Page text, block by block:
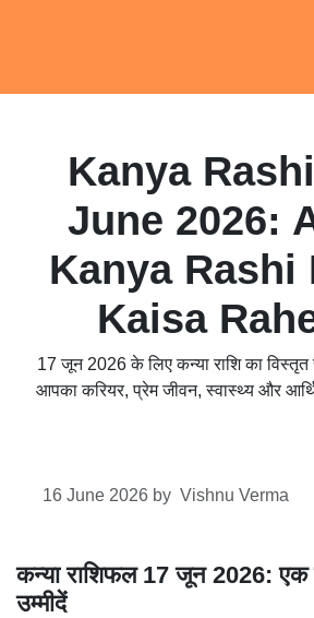
Kanya
June 2026:
Kanya Rashi
Kaisa
17 जून 2026 के लिए कन्या राशि का
आपका करियर, प्रेम जीवन, स्वास्थ्य और
16 June 2026 by Vishnu Verma
कन्या राशिफल 17 जून 2026:
उम्मीदें